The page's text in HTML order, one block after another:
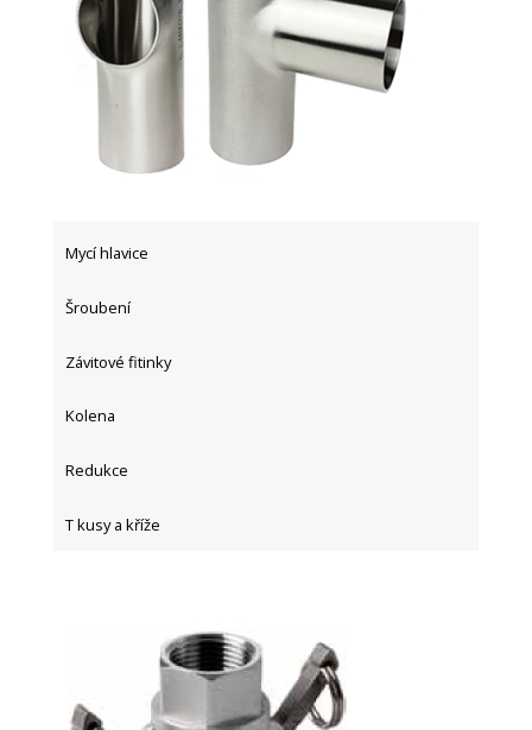
Mycí hlavice
Šroubení
Závitové fitinky
Kolena
Redukce
T kusy a kříže